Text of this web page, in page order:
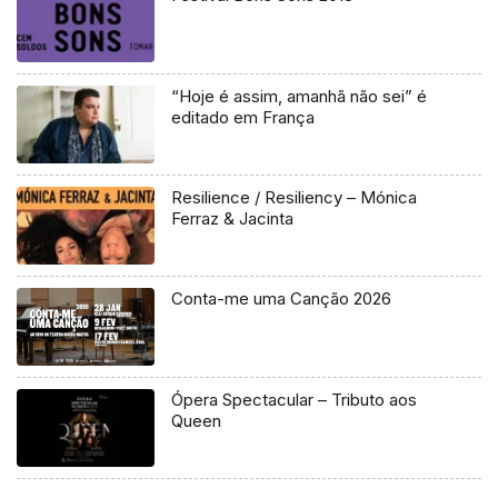
“Hoje é assim, amanhã não sei” é
editado em França
Resilience / Resiliency – Mónica
Ferraz & Jacinta
Conta-me uma Canção 2026
Ópera Spectacular – Tributo aos
Queen